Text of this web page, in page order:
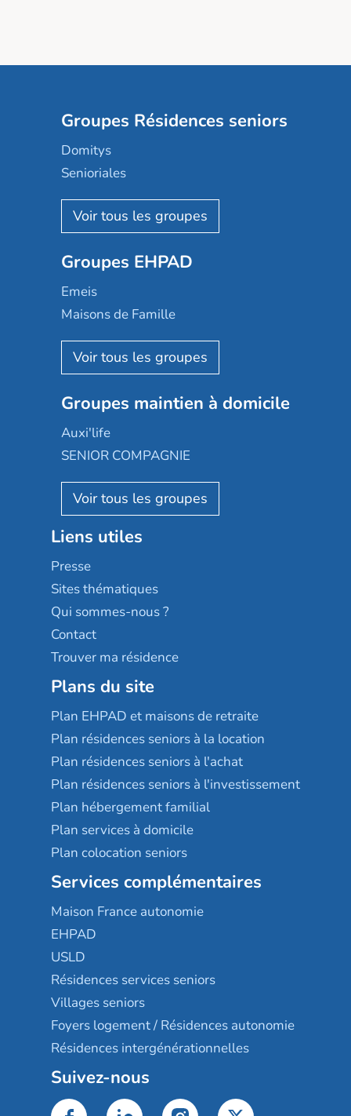
Groupes Résidences seniors
Domitys
Senioriales
Nohée
Les Résidentiels
Mobicap
Domusvi
Happy Senior
Aquarelia
Nexity edenea
Les jardins d'Arcadie
Occitalia
Appartseniors
Reseda
Stella management
Les villages d'or
Sérénys
Résidences services Villa Médicis
Groupes EHPAD
Emeis
Maisons de Famille
Korian
Emera
Groupe SOS
Le Noble Âge
Almage
Résidalya
Groupe aplus
Groupes maintien à domicile
Auxi'life
SENIOR COMPAGNIE
AGE D'OR Services
Liens utiles
Presse
Sites thématiques
Qui sommes-nous ?
Contact
Trouver ma résidence
Plans du site
Plan EHPAD et maisons de retraite
Plan résidences seniors à la location
Plan résidences seniors à l'achat
Plan résidences seniors à l'investissement
Plan hébergement familial
Plan services à domicile
Plan colocation seniors
Services complémentaires
Maison France autonomie
EHPAD
USLD
Résidences services seniors
Villages seniors
Foyers logement / Résidences autonomie
Résidences intergénérationnelles
Suivez-nous